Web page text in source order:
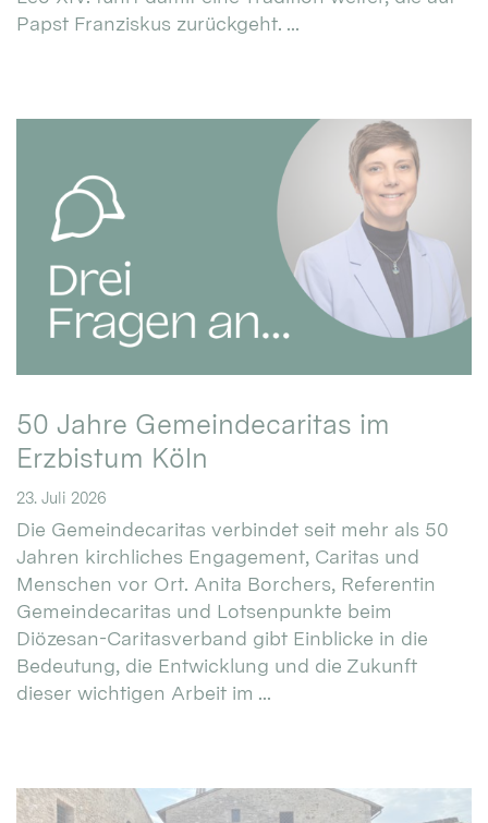
Papst Franziskus zurückgeht. ...
50 Jahre Gemeindecaritas im
Erzbistum Köln
23. Juli 2026
Die Gemeindecaritas verbindet seit mehr als 50
Jahren kirchliches Engagement, Caritas und
Menschen vor Ort. Anita Borchers, Referentin
Gemeindecaritas und Lotsenpunkte beim
Diözesan-Caritasverband gibt Einblicke in die
Bedeutung, die Entwicklung und die Zukunft
dieser wichtigen Arbeit im ...